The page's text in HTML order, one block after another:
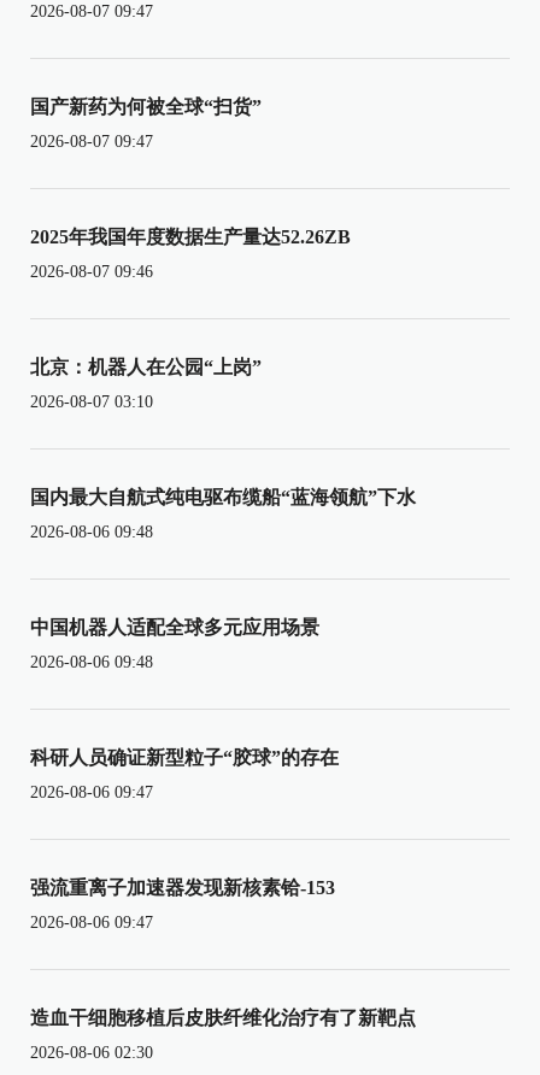
2026-08-07 09:47
国产新药为何被全球“扫货”
2026-08-07 09:47
2025年我国年度数据生产量达52.26ZB
2026-08-07 09:46
北京：机器人在公园“上岗”
2026-08-07 03:10
国内最大自航式纯电驱布缆船“蓝海领航”下水
2026-08-06 09:48
中国机器人适配全球多元应用场景
2026-08-06 09:48
科研人员确证新型粒子“胶球”的存在
2026-08-06 09:47
强流重离子加速器发现新核素铪-153
2026-08-06 09:47
造血干细胞移植后皮肤纤维化治疗有了新靶点
2026-08-06 02:30